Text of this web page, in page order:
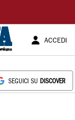
ACCEDI
SEGUICI SU DISCOVER